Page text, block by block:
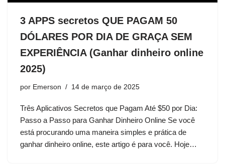
3 APPS secretos QUE PAGAM 50
DÓLARES POR DIA DE GRAÇA SEM
EXPERIÊNCIA (Ganhar dinheiro online
2025)
por Emerson 14 de março de 2025
Três Aplicativos Secretos que Pagam Até $50 por Dia:
Passo a Passo para Ganhar Dinheiro Online Se você
está procurando uma maneira simples e prática de
ganhar dinheiro online, este artigo é para você. Hoje…